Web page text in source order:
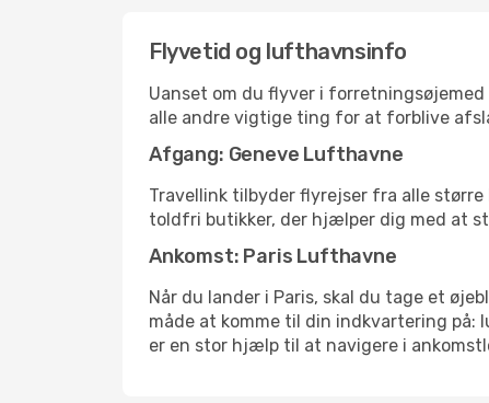
Flyvetid og lufthavnsinfo
Uanset om du flyver i
alle andre vigtige ting for at forblive
Afgang: Geneve Lufthavne
Travellink tilbyder flyrejser fra alle
toldfri butikker, der hjælper dig med at
Ankomst: Paris Lufthavne
Når du lander i Paris, skal du tage et
måde at komme til din indkvartering
er en stor hjælp til at navigere i